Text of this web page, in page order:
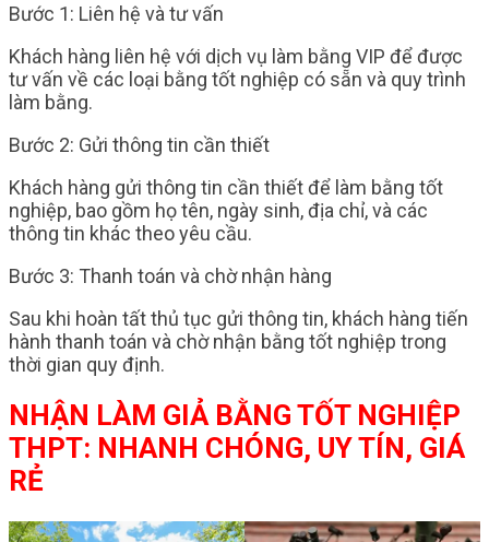
Bước 1: Liên hệ và tư vấn
Khách hàng liên hệ với dịch vụ làm bằng VIP để được
tư vấn về các loại bằng tốt nghiệp có sẵn và quy trình
làm bằng.
Bước 2: Gửi thông tin cần thiết
Khách hàng gửi thông tin cần thiết để làm bằng tốt
nghiệp, bao gồm họ tên, ngày sinh, địa chỉ, và các
thông tin khác theo yêu cầu.
Bước 3: Thanh toán và chờ nhận hàng
Sau khi hoàn tất thủ tục gửi thông tin, khách hàng tiến
hành thanh toán và chờ nhận bằng tốt nghiệp trong
thời gian quy định.
NHẬN LÀM GIẢ BẰNG TỐT NGHIỆP
THPT: NHANH CHÓNG, UY TÍN, GIÁ
RẺ